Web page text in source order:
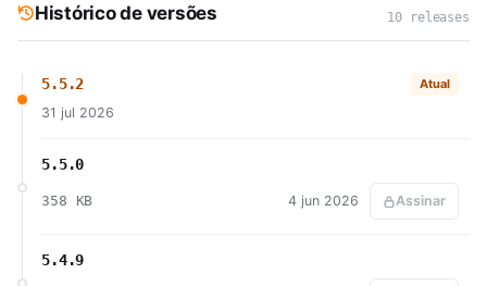
Histórico de versões 10 releases
5.5.2 Atual
31 jul 2026
5.5.0
358 KB 4 jun 2026 Assinar
5.4.9